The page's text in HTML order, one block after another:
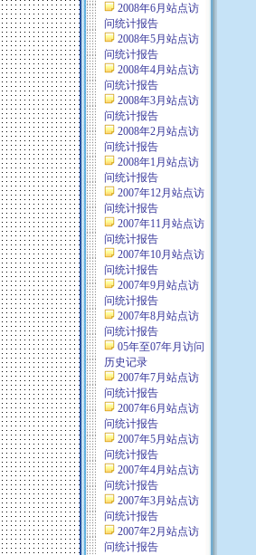
2008年6月站点访
问统计报告
2008年5月站点访
问统计报告
2008年4月站点访
问统计报告
2008年3月站点访
问统计报告
2008年2月站点访
问统计报告
2008年1月站点访
问统计报告
2007年12月站点访
问统计报告
2007年11月站点访
问统计报告
2007年10月站点访
问统计报告
2007年9月站点访
问统计报告
2007年8月站点访
问统计报告
05年至07年月访问
历史记录
2007年7月站点访
问统计报告
2007年6月站点访
问统计报告
2007年5月站点访
问统计报告
2007年4月站点访
问统计报告
2007年3月站点访
问统计报告
2007年2月站点访
问统计报告